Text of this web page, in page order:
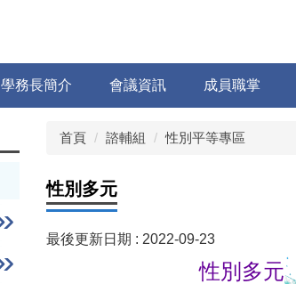
學務長簡介 會議資訊 成員職掌
首頁 諮輔組 性別平等專區
性別多元
最後更新日期 : 2022-09-23
性別多元